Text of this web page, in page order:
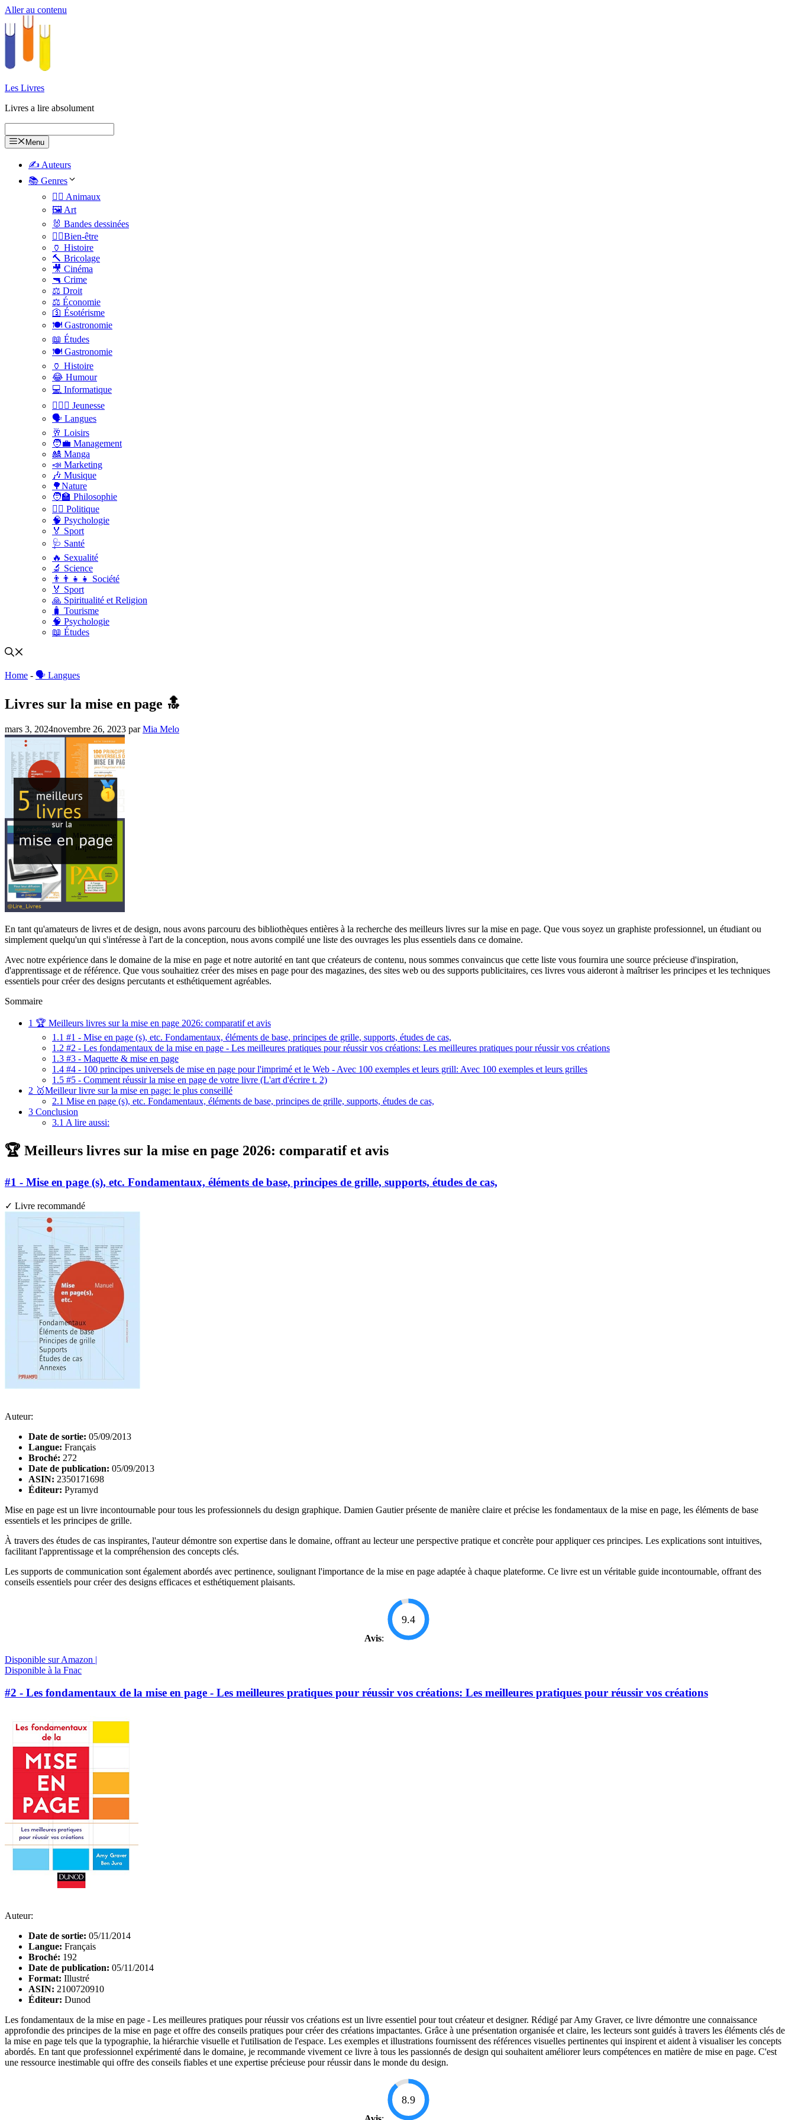
Aller au contenu
Les Livres
Livres a lire absolument
Menu
✍️ Auteurs
📚 Genres
🐕‍🦺 Animaux
🖼️ Art
🐰 Bandes dessinées
🧑‍⚕️Bien-être
🏺 Histoire
🔨 Bricolage
🎥 Cinéma
🔫 Crime
⚖️ Droit
⚖️ Économie
🛐 Ésotérisme
🍽️ Gastronomie
📖 Études
🍽️ Gastronomie
🏺 Histoire
😂 Humour
💻 Informatique
🤸🏽‍♀️ Jeunesse
🗣 Langues
🥂 Loisirs
🧑‍💼 Management
🎎 Manga
📣 Marketing
🎶 Musique
🌳Nature
🧑‍🏫 Philosophie
👨‍⚖️ Politique
🧠 Psychologie
🏅 Sport
🩺 Santé
🔥 Sexualité
🔬 Science
👨‍👨‍👧‍👧 Société
🏅 Sport
🙏 Spiritualité et Religion
🧳 Tourisme
🧠 Psychologie
📖 Études
Home - 🗣 Langues
Livres sur la mise en page 🔝
mars 3, 2024novembre 26, 2023 parMia Melo
En tant qu'amateurs de livres et de design, nous avons parcouru des bibliothèques entières à la recherche des meilleurs livres sur la mise en page. Que vous soyez un graphiste professionnel, un étudiant ou
simplement quelqu'un qui s'intéresse à l'art de la conception, nous avons compilé une liste des ouvrages les plus essentiels dans ce domaine.
Avec notre expérience dans le domaine de la mise en page et notre autorité en tant que créateurs de contenu, nous sommes convaincus que cette liste vous fournira une source précieuse d'inspiration,
d'apprentissage et de référence. Que vous souhaitiez créer des mises en page pour des magazines, des sites web ou des supports publicitaires, ces livres vous aideront à maîtriser les principes et les techniques
essentiels pour créer des designs percutants et esthétiquement agréables.
Sommaire
1 🏆 Meilleurs livres sur la mise en page 2026: comparatif et avis
1.1 #1 - Mise en page (s), etc. Fondamentaux, éléments de base, principes de grille, supports, études de cas,
1.2 #2 - Les fondamentaux de la mise en page - Les meilleures pratiques pour réussir vos créations: Les meilleures pratiques pour réussir vos créations
1.3 #3 - Maquette & mise en page
1.4 #4 - 100 principes universels de mise en page pour l'imprimé et le Web - Avec 100 exemples et leurs grill: Avec 100 exemples et leurs grilles
1.5 #5 - Comment réussir la mise en page de votre livre (L'art d'écrire t. 2)
2 🥇Meilleur livre sur la mise en page: le plus conseillé
2.1 Mise en page (s), etc. Fondamentaux, éléments de base, principes de grille, supports, études de cas,
3 Conclusion
3.1 A lire aussi:
🏆 Meilleurs livres sur la mise en page 2026: comparatif et avis
#1 - Mise en page (s), etc. Fondamentaux, éléments de base, principes de grille, supports, études de cas,
✓ Livre recommandé
Auteur:
Date de sortie: 05/09/2013
Langue: Français
Broché: 272
Date de publication: 05/09/2013
ASIN: 2350171698
Éditeur: Pyramyd
Mise en page est un livre incontournable pour tous les professionnels du design graphique. Damien Gautier présente de manière claire et précise les fondamentaux de la mise en page, les éléments de base
essentiels et les principes de grille.
À travers des études de cas inspirantes, l'auteur démontre son expertise dans le domaine, offrant au lecteur une perspective pratique et concrète pour appliquer ces principes. Les explications sont intuitives,
facilitant l'apprentissage et la compréhension des concepts clés.
Les supports de communication sont également abordés avec pertinence, soulignant l'importance de la mise en page adaptée à chaque plateforme. Ce livre est un véritable guide incontournable, offrant des
conseils essentiels pour créer des designs efficaces et esthétiquement plaisants.
Avis:
9.4
Disponible sur Amazon |
Disponible à la Fnac
#2 - Les fondamentaux de la mise en page - Les meilleures pratiques pour réussir vos créations: Les meilleures pratiques pour réussir vos créations
Auteur:
Date de sortie: 05/11/2014
Langue: Français
Broché: 192
Date de publication: 05/11/2014
Format: Illustré
ASIN: 2100720910
Éditeur: Dunod
Les fondamentaux de la mise en page - Les meilleures pratiques pour réussir vos créations est un livre essentiel pour tout créateur et designer. Rédigé par Amy Graver, ce livre démontre une connaissance
approfondie des principes de la mise en page et offre des conseils pratiques pour créer des créations impactantes. Grâce à une présentation organisée et claire, les lecteurs sont guidés à travers les éléments clés de
la mise en page tels que la typographie, la hiérarchie visuelle et l'utilisation de l'espace. Les exemples et illustrations fournissent des références visuelles pertinentes qui inspirent et aident à visualiser les concepts
abordés. En tant que professionnel expérimenté dans le domaine, je recommande vivement ce livre à tous les passionnés de design qui souhaitent améliorer leurs compétences en matière de mise en page. C'est
une ressource inestimable qui offre des conseils fiables et une expertise précieuse pour réussir dans le monde du design.
8.9